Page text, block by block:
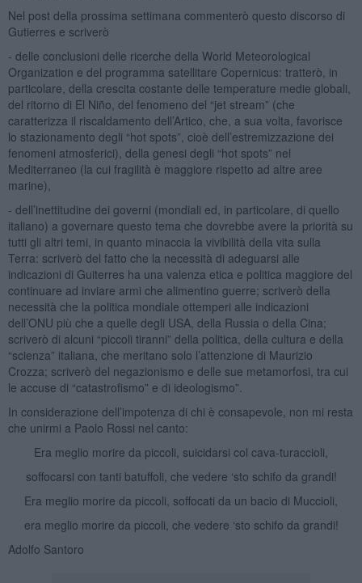
Nel post della prossima settimana commenterò questo discorso di
Gutierres e scriverò
- delle conclusioni delle ricerche della World Meteorological
Organization e del programma satellitare Copernicus: tratterò, in
particolare, della crescita costante delle temperature medie globali,
del ritorno di El Niño, del fenomeno del “jet stream” (che
caratterizza il riscaldamento dell’Artico, che, a sua volta, favorisce
lo stazionamento degli “hot spots”, cioè dell’estremizzazione dei
fenomeni atmosferici), della genesi degli “hot spots” nel
Mediterraneo (la cui fragilità è maggiore rispetto ad altre aree
marine),
- dell’inettitudine dei governi (mondiali ed, in particolare, di quello
italiano) a governare questo tema che dovrebbe avere la priorità su
tutti gli altri temi, in quanto minaccia la vivibilità della vita sulla
Terra: scriverò del fatto che la necessità di adeguarsi alle
indicazioni di Guiterres ha una valenza etica e politica maggiore del
continuare ad inviare armi che alimentino guerre; scriverò della
necessità che la politica mondiale ottemperi alle indicazioni
dell’ONU più che a quelle degli USA, della Russia o della Cina;
scriverò di alcuni “piccoli tiranni” della politica, della cultura e della
“scienza” italiana, che meritano solo l’attenzione di Maurizio
Crozza; scriverò del negazionismo e delle sue metamorfosi, tra cui
le accuse di “catastrofismo” e di ideologismo”.
In considerazione dell’impotenza di chi è consapevole, non mi resta
che unirmi a Paolo Rossi nel canto:
Era meglio morire da piccoli, suicidarsi col cava-turaccioli,
soffocarsi con tanti batuffoli, che vedere ‘sto schifo da grandi!
Era meglio morire da piccoli, soffocati da un bacio di Muccioli,
era meglio morire da piccoli, che vedere ‘sto schifo da grandi!
Adolfo Santoro